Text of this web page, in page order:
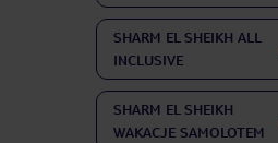
SHARM EL SHEIKH ALL
INCLUSIVE
SHARM EL SHEIKH
WAKACJE SAMOLOTEM